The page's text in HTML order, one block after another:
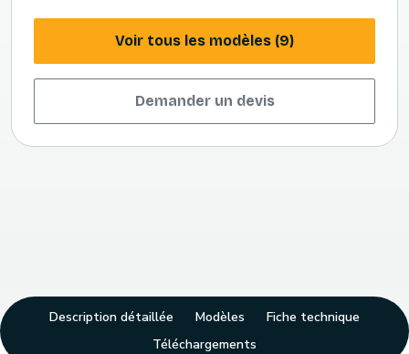
Voir tous les modèles (9)
Demander un devis
Description détaillée Modèles
Fiche technique
Téléchargements